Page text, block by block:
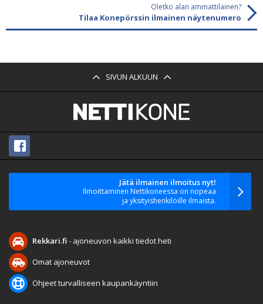
Oletko alan ammattilainen?
Tilaa Konepörssin ilmainen näytenumero
SIVUN ALKUUN
Jätä ilmainen ilmoitus nyt!
Ilmoittaminen Nettikoneessa on nopeaa
ja yksityishenkilöille ilmaista.
Rekkari.fi- ajoneuvon kaikki tiedot heti
Omat ajoneuvot
Ohjeet turvalliseen kaupankäyntiin